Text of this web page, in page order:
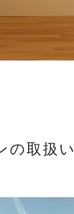
の取扱い